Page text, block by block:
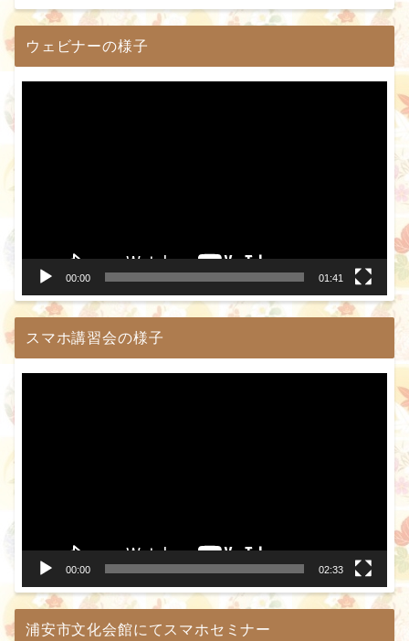
ウェビナーの様子
00:00 01:41
スマホ講習会の様子
00:00 02:33
浦安市文化会館にてスマホセミナー